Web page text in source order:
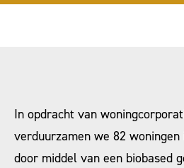
In opdracht van
verduurzamen we 82 woningen
door middel van een biobased